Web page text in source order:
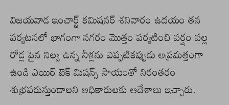
విజయవాడ ఇంచార్జ్ కమిషనర్ శనివారం ఉదయం తన
పర్యటనలో భాగంగా నగరం మొత్తం పర్యటించి వర్షం వల్ల
రోడ్ల పైన నిల్వ ఉన్న నీళ్లను ఎప్పటికప్పుడు అప్రమత్తంగా
ఉండి ఎయిర్ టెక్ మిషన్స్ సాయంతో నిరంతరం
శుభ్రపరుస్తుండాలని అధికారులకు ఆదేశాలు ఇచ్చారు.